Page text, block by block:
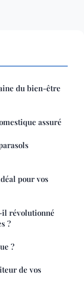
du bien-être
assuré
pour vos
il révolutionné
?
?
de vos